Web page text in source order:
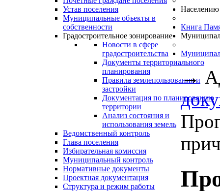
Устав поселения
Муниципальные объекты в
собственности
Градостроительное зонирование
Новости в сфере
градостроительства
Документы территориального
планирования
Правила землепользования и
застройки
Документация по планированию
территории
Анализ состояния и
использования земель
Ведомственный контроль
Глава поселения
Избирательная комиссия
Муниципальный контроль
Нормативные документы
Проектная документация
Структура и режим работы
Населению
Книга
→